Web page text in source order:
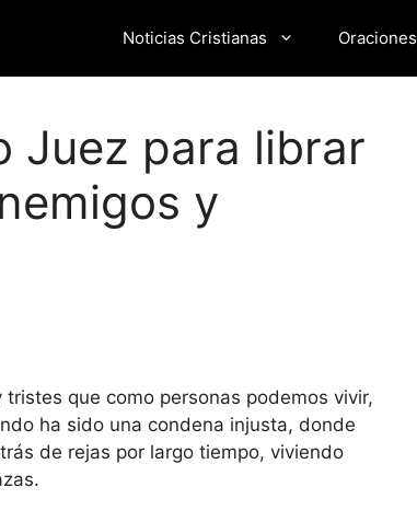
Noticias Cristianas Oraciones
Juez para librar
y
que como personas podemos vivir,
ha sido una condena injusta, donde
de rejas por largo tiempo, viviendo